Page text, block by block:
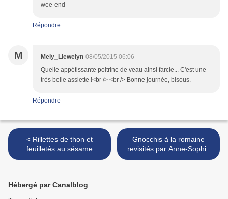
wee-end
Répondre
M Mely_Llewelyn 08/05/2015 06:06
Quelle appétissante poitrine de veau ainsi farcie... C'est une
très belle assiette !<br /> <br /> Bonne journée, bisous.
Répondre
< Rillettes de thon et
feuilletés au sésame
Gnocchis à la romaine
revisités par Anne-Sophie
Pic >
Hébergé par Canalblog